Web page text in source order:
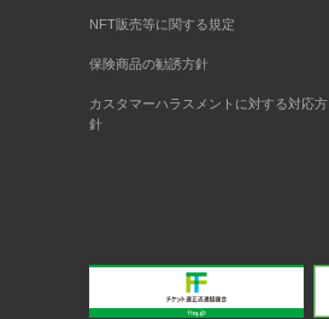
NFT販売等に関する規定
保険商品の勧誘方針
カスタマーハラスメントに対する対応方
針